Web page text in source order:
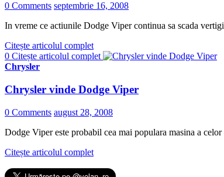
0 Comments septembrie 16, 2008
In vreme ce actiunile Dodge Viper continua sa scada
Citește articolul complet
0 Citește articolul complet
Chrysler
Chrysler vinde Dodge Viper
0 Comments august 28, 2008
Dodge Viper este probabil cea mai populara masina a
Citește articolul complet